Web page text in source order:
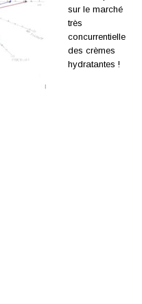
sur le marché
très
concurrentielle
des crèmes
hydratantes !